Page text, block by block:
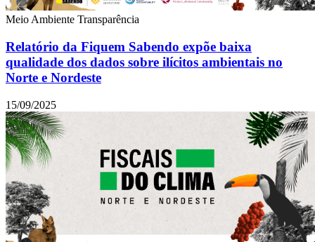
Meio Ambiente Transparência
Relatório da Fiquem Sabendo expõe baixa
qualidade dos dados sobre ilícitos ambientais no
Norte e Nordeste
15/09/2025